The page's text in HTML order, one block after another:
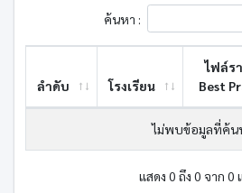
ค้นหา :
ลำดับ โรงเรียน
ไฟล์ร
Best
ไม่พบข้อมูลที่ค้น
แสดง 0 ถึง 0 จาก 0